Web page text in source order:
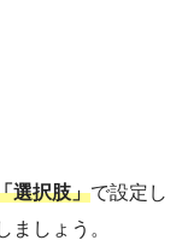
選択肢」で設定し
ましょう。